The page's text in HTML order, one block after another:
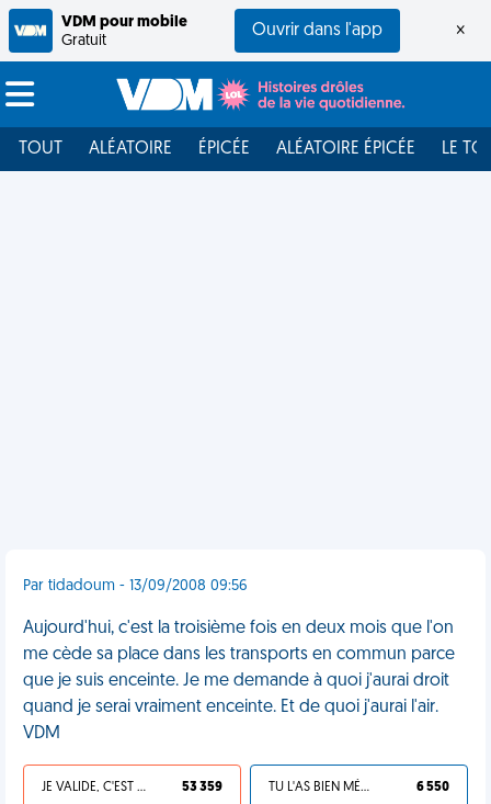
VDM pour mobile
Gratuit
Ouvrir dans l'app ×
TOUT ALÉATOIRE ÉPICÉE ALÉATOIRE ÉPICÉE LE
Par tidadoum - 13/09/2008 09:56
Aujourd'hui, c'est la troisième fois en deux mois que l'on
me cède sa place dans les transports en commun parce
que je suis enceinte. Je me demande à quoi j'aurai droit
quand je serai vraiment enceinte. Et de quoi j'aurai l'air.
VDM
JE VALIDE, C'EST UNE VDM 53 359 TU L'AS BIEN MÉRITÉ 6 550